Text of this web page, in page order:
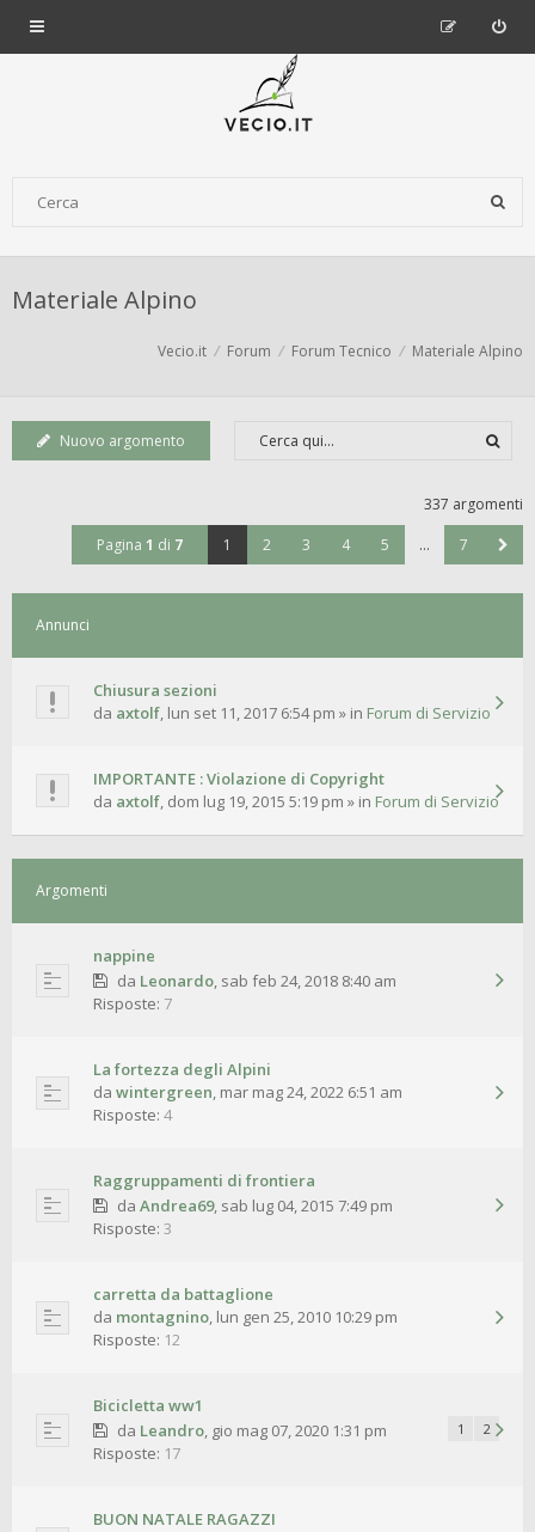
Materiale Alpino
Vecio.it Forum Forum Tecnico Materiale Alpino
Nuovo argomento
337 argomenti
Pagina 1 di 7 1 2 3 4 5 … 7
Annunci
Chiusura sezioni
da axtolf, lun set 11, 2017 6:54 pm » in Forum di Servizio
IMPORTANTE : Violazione di Copyright
da axtolf, dom lug 19, 2015 5:19 pm » in Forum di Servizio
Argomenti
nappine
da Leonardo, sab feb 24, 2018 8:40 am
Risposte: 7
La fortezza degli Alpini
da wintergreen, mar mag 24, 2022 6:51 am
Risposte: 4
Raggruppamenti di frontiera
da Andrea69, sab lug 04, 2015 7:49 pm
Risposte: 3
carretta da battaglione
da montagnino, lun gen 25, 2010 10:29 pm
Risposte: 12
Bicicletta ww1
da Leandro, gio mag 07, 2020 1:31 pm 1 2
Risposte: 17
BUON NATALE RAGAZZI